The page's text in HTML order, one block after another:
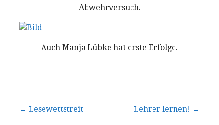
Abwehrversuch.
Auch Manja Lübke hat erste Erfolge.
Beitragsnavigation
← Lesewettstreit Lehrer lernen! →